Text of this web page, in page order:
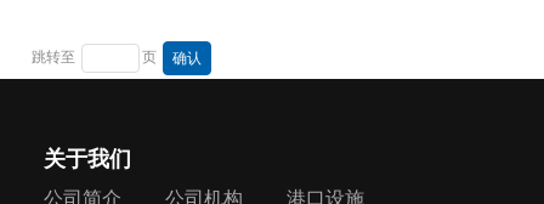
跳转至 页
关于我们
公司简介 公司机构
港口设施